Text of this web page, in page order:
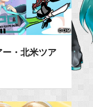
ー・北米ツア